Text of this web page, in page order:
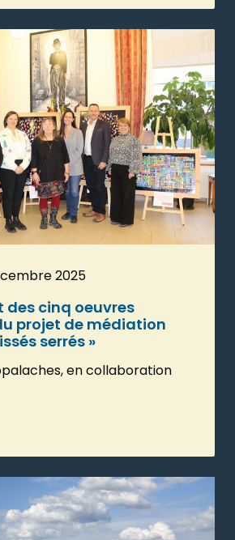
2025
des cinq oeuvres
projet de médiation
serrés »
en collaboration